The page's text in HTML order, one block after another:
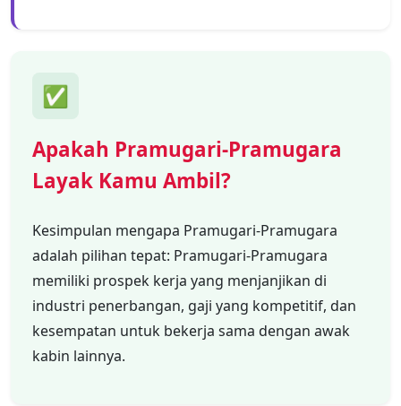
✅
Apakah Pramugari-Pramugara
Layak Kamu Ambil?
Kesimpulan mengapa Pramugari-Pramugara
adalah pilihan tepat: Pramugari-Pramugara
memiliki prospek kerja yang menjanjikan di
industri penerbangan, gaji yang kompetitif, dan
kesempatan untuk bekerja sama dengan awak
kabin lainnya.